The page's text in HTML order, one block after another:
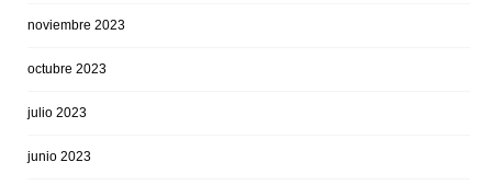
noviembre 2023
octubre 2023
julio 2023
junio 2023